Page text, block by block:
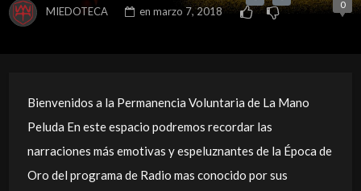
MIEDOTECA en marzo 7, 2018 0
Bienvenidos a la Permanencia Voluntaria de La Mano
Peluda En este espacio podremos recordar las
narraciones más emotivas y espeluznantes de la Época de
Oro del programa de Radio mas conocido por sus